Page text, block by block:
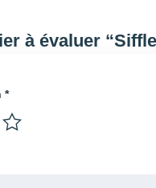
à évaluer
*